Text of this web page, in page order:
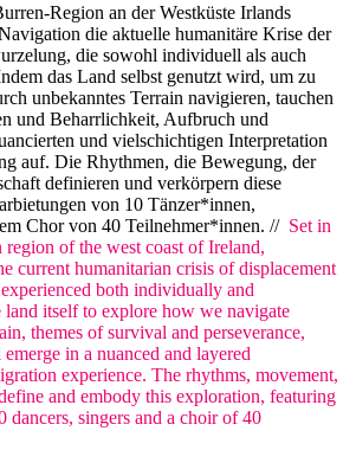
Region an der Westküste Irlands
die aktuelle humanitäre Krise der
die sowohl individuell als auch
das Land selbst genutzt wird, um zu
unbekanntes Terrain navigieren, tauchen
und Beharrlichkeit, Aufbruch und
und vielschichtigen Interpretation
auf. Die Rhythmen, die Bewegung, der
definieren und verkörpern diese
von 10 Tänzer*innen,
Chor von 40 Teilnehmer*innen. // Set in
region of the west coast of Ireland,
current humanitarian crisis of displacement
both individually and
itself to explore how we navigate
themes of survival and perseverance,
in a nuanced and layered
experience. The rhythms, movement,
and embody this exploration, featuring
dancers, singers and a choir of 40